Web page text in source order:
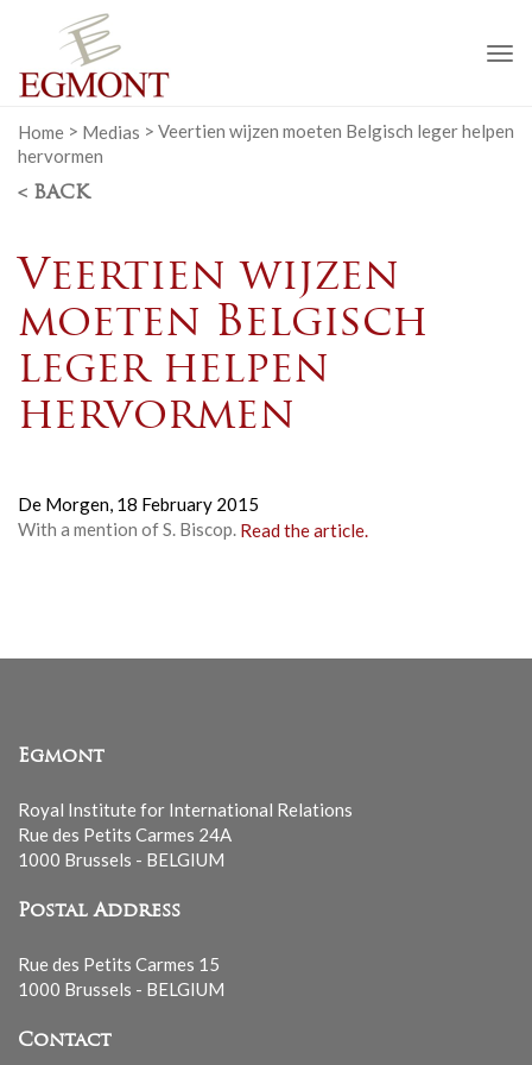
Home > Medias > Veertien wijzen moeten Belgisch leger helpen
hervormen
< BACK
Veertien wijzen
moeten Belgisch
leger helpen
hervormen
De Morgen, 18 February 2015
With a mention of S. Biscop. Read the article.
Egmont
Royal Institute for International Relations
Rue des Petits Carmes 24A
1000 Brussels - BELGIUM
Postal Address
Rue des Petits Carmes 15
1000 Brussels - BELGIUM
Contact